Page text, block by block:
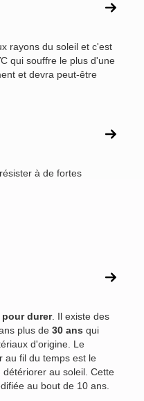
rayons du soleil et c'est
qui souffre le plus d'une
et devra peut-être
à de fortes
durer. Il existe des
plus de 30 ans qui
d'origine. Le
au fil du temps est le
au soleil. Cette
au bout de 10 ans.